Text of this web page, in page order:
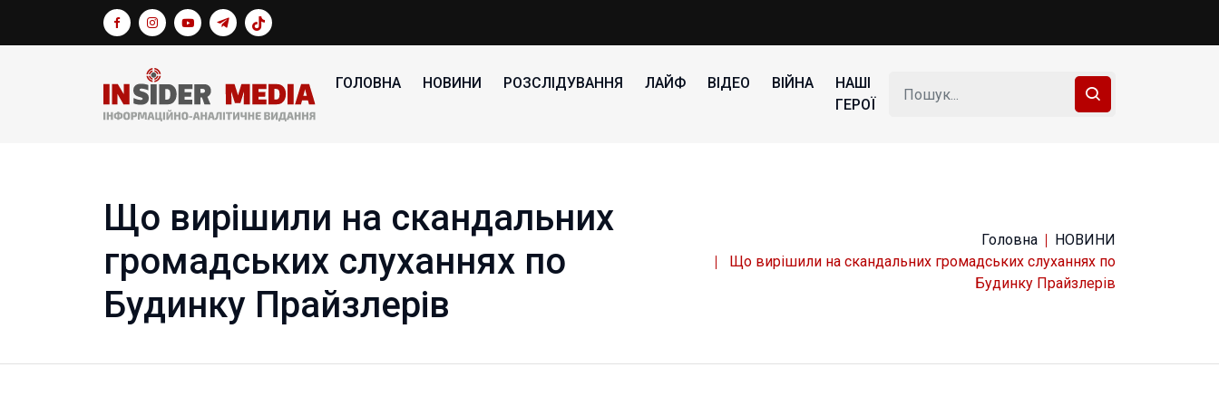
ГОЛОВНА НОВИНИ РОЗСЛІДУВАННЯ ЛАЙФ ВІДЕО ВІЙНА
НАШІ
ГЕРОЇ
Що вирішили на скандальних
громадських слуханнях по
Будинку Прайзлерів
Головна
НОВИНИ
Що вирішили на скандальних громадських слуханнях по
Будинку Прайзлерів